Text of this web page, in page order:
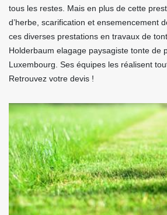
tous les restes. Mais en plus de cette
d’herbe, scarification et ensemencement
ces diverses prestations en travaux de
Holderbaum elagage paysagiste tonte de
Luxembourg. Ses équipes les réalisent
Retrouvez votre devis !